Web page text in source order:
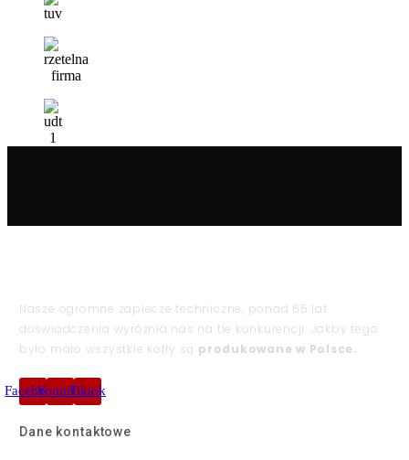
Nasze ogromne zaplecze techniczne, ponad 65 lat
doświadczenia wyróżnia nas na tle konkurencji. Jakby tego
było mało wszystkie kotły są produkowane w Polsce.
FacebookYoutubeTiktok
Dane kontaktowe